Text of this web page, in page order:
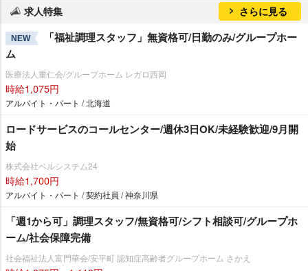
求人特集 さらに見る
NEW
「福祉調理スタッフ」無資格可/日勤のみ/グループホー
ム
医療法人重仁会/グループホーム レガロ西岡
時給1,075円
アルバイト・パート / 北海道
ロードサービスのコールセンター/週休3日OK/未経験歓迎/9月開
始
株式会社ベルシステム24
時給1,700円
アルバイト・パート / 契約社員 / 神奈川県
「週1から可」調理スタッフ/無資格可/シフト相談可/グループホ
ーム/社会保障完備
社会福祉法人富門華会/安平町 認知症高齢者グループホーム さかえ